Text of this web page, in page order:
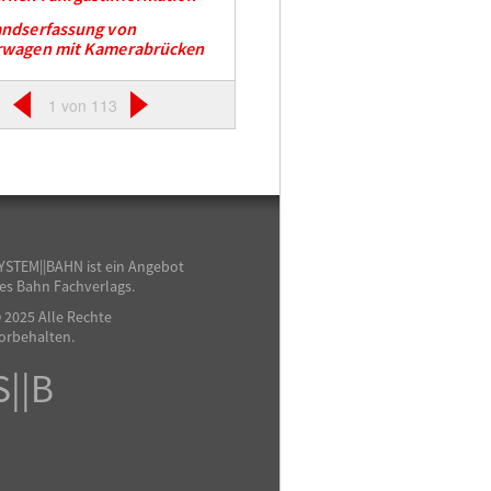
von
mit Kamerabrücken
1 von 113
ist ein Angebot
Bahn Fachverlags.
Alle Rechte